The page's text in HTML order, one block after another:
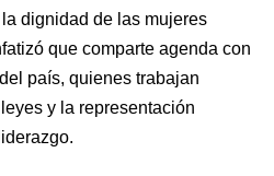
dignidad de las mujeres
que comparte agenda con
país, quienes trabajan
y la representación